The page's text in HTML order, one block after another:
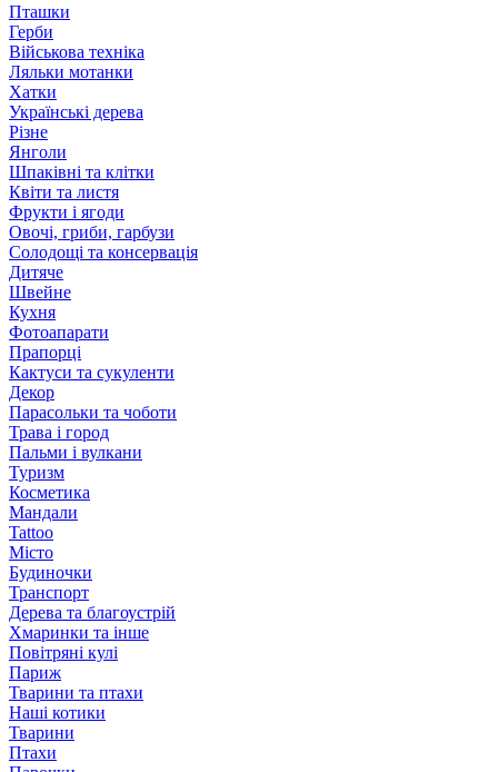
Пташки
Герби
Військова техніка
Ляльки мотанки
Хатки
Українські дерева
Різне
Янголи
Шпаківні та клітки
Квіти та листя
Фрукти і ягоди
Овочі, гриби, гарбузи
Солодощі та консервація
Дитяче
Швейне
Кухня
Фотоапарати
Прапорці
Кактуси та сукуленти
Декор
Парасольки та чоботи
Трава і город
Пальми і вулкани
Туризм
Косметика
Мандали
Tattoo
Місто
Будиночки
Транспорт
Дерева та благоустрій
Хмаринки та інше
Повітряні кулі
Париж
Тварини та птахи
Наші котики
Тварини
Птахи